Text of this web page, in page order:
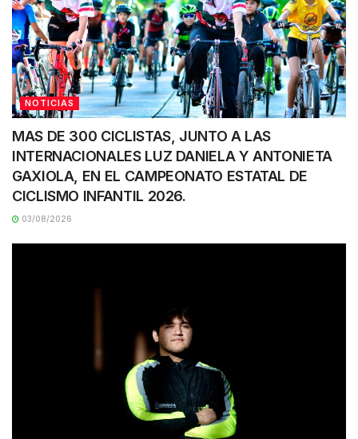
NOTICIAS
MAS DE 300 CICLISTAS, JUNTO A LAS
INTERNACIONALES LUZ DANIELA Y ANTONIETA
GAXIOLA, EN EL CAMPEONATO ESTATAL DE
CICLISMO INFANTIL 2026.
03/08/2026